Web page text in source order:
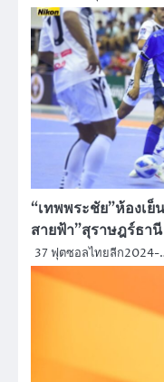
“เทพพระชัย”ห้องเ
สายฟ้า”สุราษฎร์ธา
37 ฟุตซอลไทยลีก2024-